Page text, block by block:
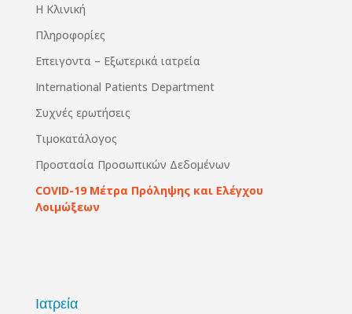
Η Κλινική
Πληροφορίες
Επειγοντα – Εξωτερικά ιατρεία
International Patients Department
Συχνές ερωτήσεις
Τιμοκατάλογος
Προστασία Προσωπικών Δεδομένων
COVID-19 Μέτρα Πρόληψης και Ελέγχου
Λοιμώξεων
Ιατρεία